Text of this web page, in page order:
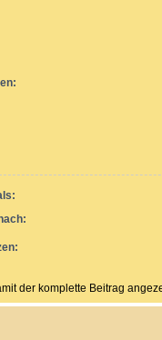
der komplette Beitrag